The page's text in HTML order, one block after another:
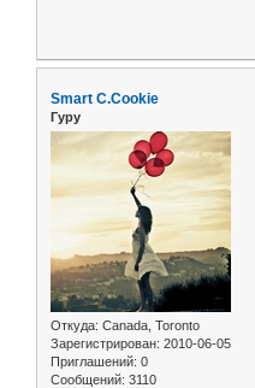
Smart C.Cookie
Гуру
Откуда: Canada, Toronto
Зарегистрирован: 2010-06-05
Приглашений: 0
Сообщений: 3110